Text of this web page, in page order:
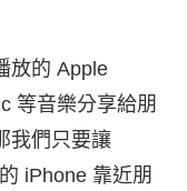
放的 Apple
等音樂分享給朋
我們只要讓
iPhone 靠近朋